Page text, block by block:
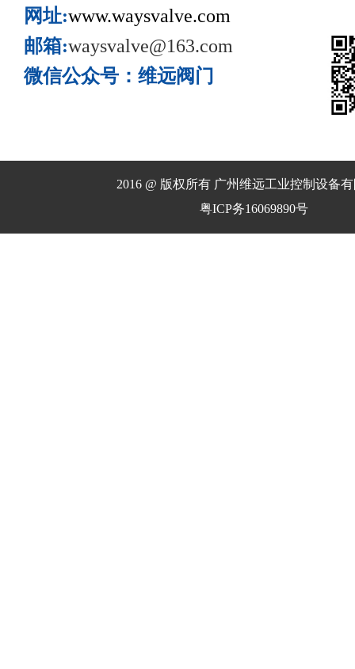
网址:www.waysvalve.com
邮箱:waysvalve@163.com
微信公众号：维远阀门
2016 @ 版权所有 广州维远工业控制设备
粤ICP务16069890号